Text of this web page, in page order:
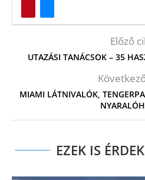
Előző
UTAZÁSI TANÁCSOK – 35
MIAMI LÁTNIVALÓK,
EZEK IS